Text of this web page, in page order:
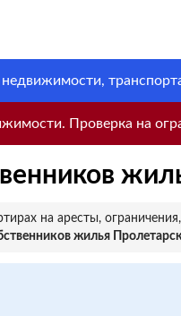
недвижимости,
Проверка на
на аресты,
жилья